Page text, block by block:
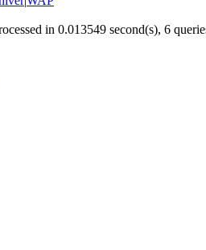
in 0.013549 second(s), 6